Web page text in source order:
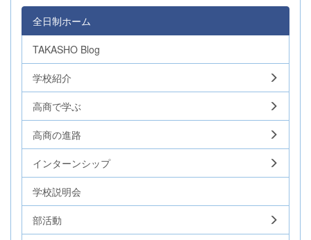
全日制ホーム
TAKASHO Blog
学校紹介
高商で学ぶ
高商の進路
インターンシップ
学校説明会
部活動